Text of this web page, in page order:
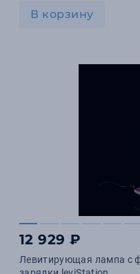
В корзину
12 929 ₽
Левитирующая лампа с